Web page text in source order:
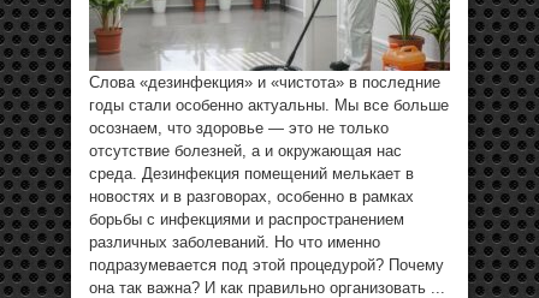
Слова «дезинфекция» и «чистота» в последние
годы стали особенно актуальны. Мы все больше
осознаем, что здоровье — это не только
отсутствие болезней, а и окружающая нас
среда. Дезинфекция помещений мелькает в
новостях и в разговорах, особенно в рамках
борьбы с инфекциями и распространением
различных заболеваний. Но что именно
подразумевается под этой процедурой? Почему
она так важна? И как правильно организовать ...